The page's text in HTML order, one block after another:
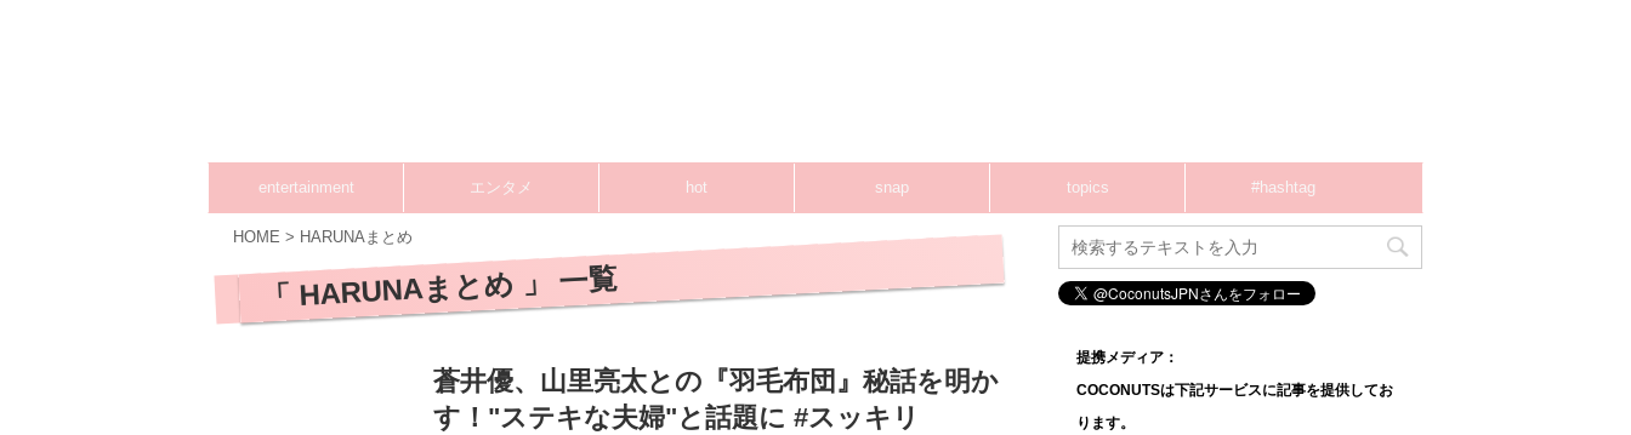
entertainment エンタメ hot snap topics #hashtag
HOME > HARUNAまとめ
「 HARUNAまとめ 」 一覧
蒼井優、山里亮太との『羽毛布団』秘話を明か
す！"ステキな夫婦"と話題に #スッキリ
提携メディア：
COCONUTSは下記サービスに記事を提供してお
ります。